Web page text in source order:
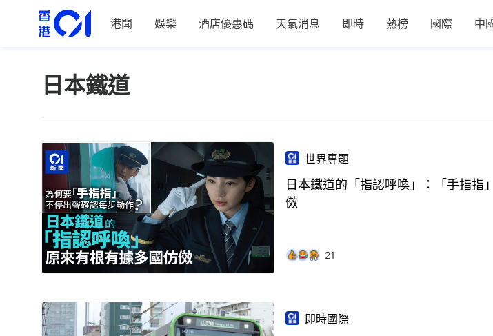
港聞 娛樂 酒店優惠碼 天氣消息 即時 熱榜 國際 中
日本鐵道
世界專題
日本鐵道的「指認呼喚」：「手指
傚
21
即時國際